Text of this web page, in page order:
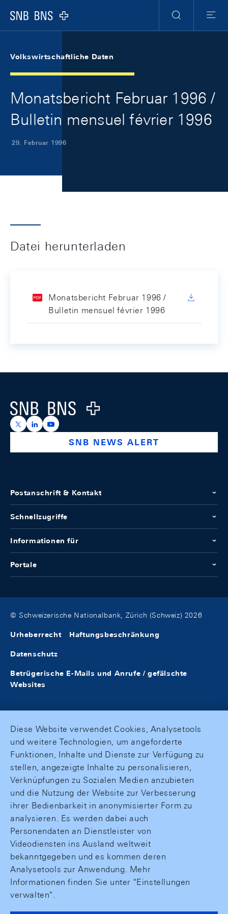
Logo
Suche
Menu
Volkswirtschaftliche Daten
Monatsbericht Februar 1996 /
Bulletin mensuel février 1996
29. Februar 1996
Datei herunterladen
Monatsbericht Februar 1996 /
Bulletin mensuel février 1996
Logo
https://x.com/snb_bns
https://ch.linkedin.com/company/swiss-national-
https://www.youtube.com/@swissnationalbank
SNB NEWS ALERT
Postanschrift & Kontakt
Schnellzugriffe
Informationen für
Portale
© Schweizerische Nationalbank, Zürich (Schweiz) 2026
Urheberrecht Haftungsbeschränkung
Datenschutz
Betrügerische E-Mails und Anrufe / gefälschte
Websites
Diese Website verwendet Cookies, Analysetools
und weitere Technologien, um angeforderte
Funktionen, Inhalte und Dienste zur Verfügung zu
stellen, angezeigte Inhalte zu personalisieren,
Verknüpfungen zu Sozialen Medien anzubieten
und die Nutzung der Website zur Verbesserung
ihrer Bedienbarkeit in anonymisierter Form zu
analysieren. Es werden dabei auch
Personendaten an Dienstleister von
Videodiensten ins Ausland weltweit
bekanntgegeben und es kommen deren
Analysetools zur Anwendung. Mehr
Informationen finden Sie unter "Einstellungen
verwalten".